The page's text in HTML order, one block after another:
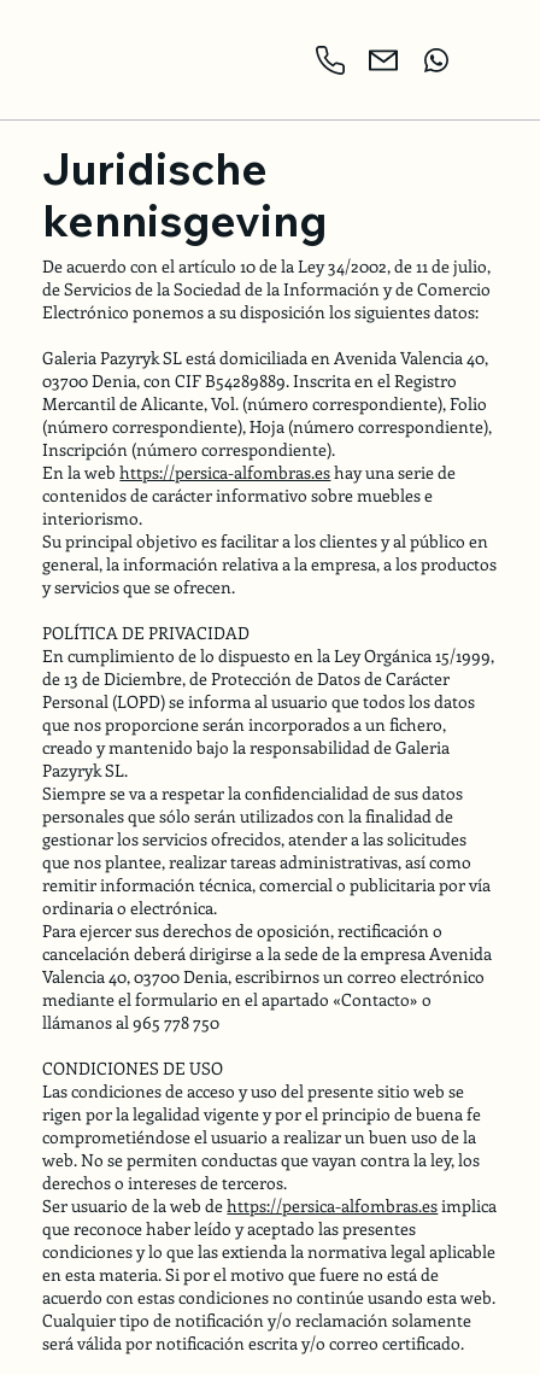
Juridische
kennisgeving
De acuerdo con el artículo 10 de la Ley 34/2002, de 11 de julio,
de Servicios de la Sociedad de la Información y de Comercio
Electrónico ponemos a su disposición los siguientes datos:
Galeria Pazyryk SL está domiciliada en Avenida Valencia 40,
03700 Denia, con CIF B54289889. Inscrita en el Registro
Mercantil de Alicante, Vol. (número correspondiente), Folio
(número correspondiente), Hoja (número correspondiente),
Inscripción (número correspondiente).
En la webhttps://persica-alfombras.eshay una serie de
contenidos de carácter informativo sobre muebles e
interiorismo.
Su principal objetivo es facilitar a los clientes y al público en
general, la información relativa a la empresa, a los productos
y servicios que se ofrecen.
POLÍTICA DE PRIVACIDAD
En cumplimiento de lo dispuesto en la Ley Orgánica 15/1999,
de 13 de Diciembre, de Protección de Datos de Carácter
Personal (LOPD) se informa al usuario que todos los datos
que nos proporcione serán incorporados a un fichero,
creado y mantenido bajo la responsabilidad de Galeria
Pazyryk SL.
Siempre se va a respetar la confidencialidad de sus datos
personales que sólo serán utilizados con la finalidad de
gestionar los servicios ofrecidos, atender a las solicitudes
que nos plantee, realizar tareas administrativas, así como
remitir información técnica, comercial o publicitaria por vía
ordinaria o electrónica.
Para ejercer sus derechos de oposición, rectificación o
cancelación deberá dirigirse a la sede de la empresa Avenida
Valencia 40, 03700 Denia, escribirnos un correo electrónico
mediante el formulario en el apartado «Contacto» o
llámanos al 965 778 750
CONDICIONES DE USO
Las condiciones de acceso y uso del presente sitio web se
rigen por la legalidad vigente y por el principio de buena fe
comprometiéndose el usuario a realizar un buen uso de la
web. No se permiten conductas que vayan contra la ley, los
derechos o intereses de terceros.
Ser usuario de la web dehttps://persica-alfombras.esimplica
que reconoce haber leído y aceptado las presentes
condiciones y lo que las extienda la normativa legal aplicable
en esta materia. Si por el motivo que fuere no está de
acuerdo con estas condiciones no continúe usando esta web.
Cualquier tipo de notificación y/o reclamación solamente
será válida por notificación escrita y/o correo certificado.